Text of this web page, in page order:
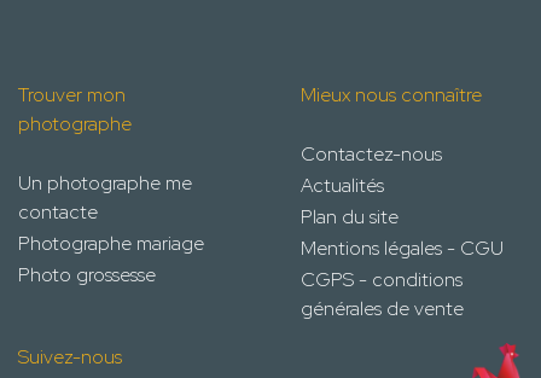
Trouver mon
photographe
Un photographe me
contacte
Photographe mariage
Photo grossesse
Mieux nous connaître
Contactez-nous
Actualités
Plan du site
Mentions légales - CGU
CGPS - conditions
générales de vente
Suivez-nous